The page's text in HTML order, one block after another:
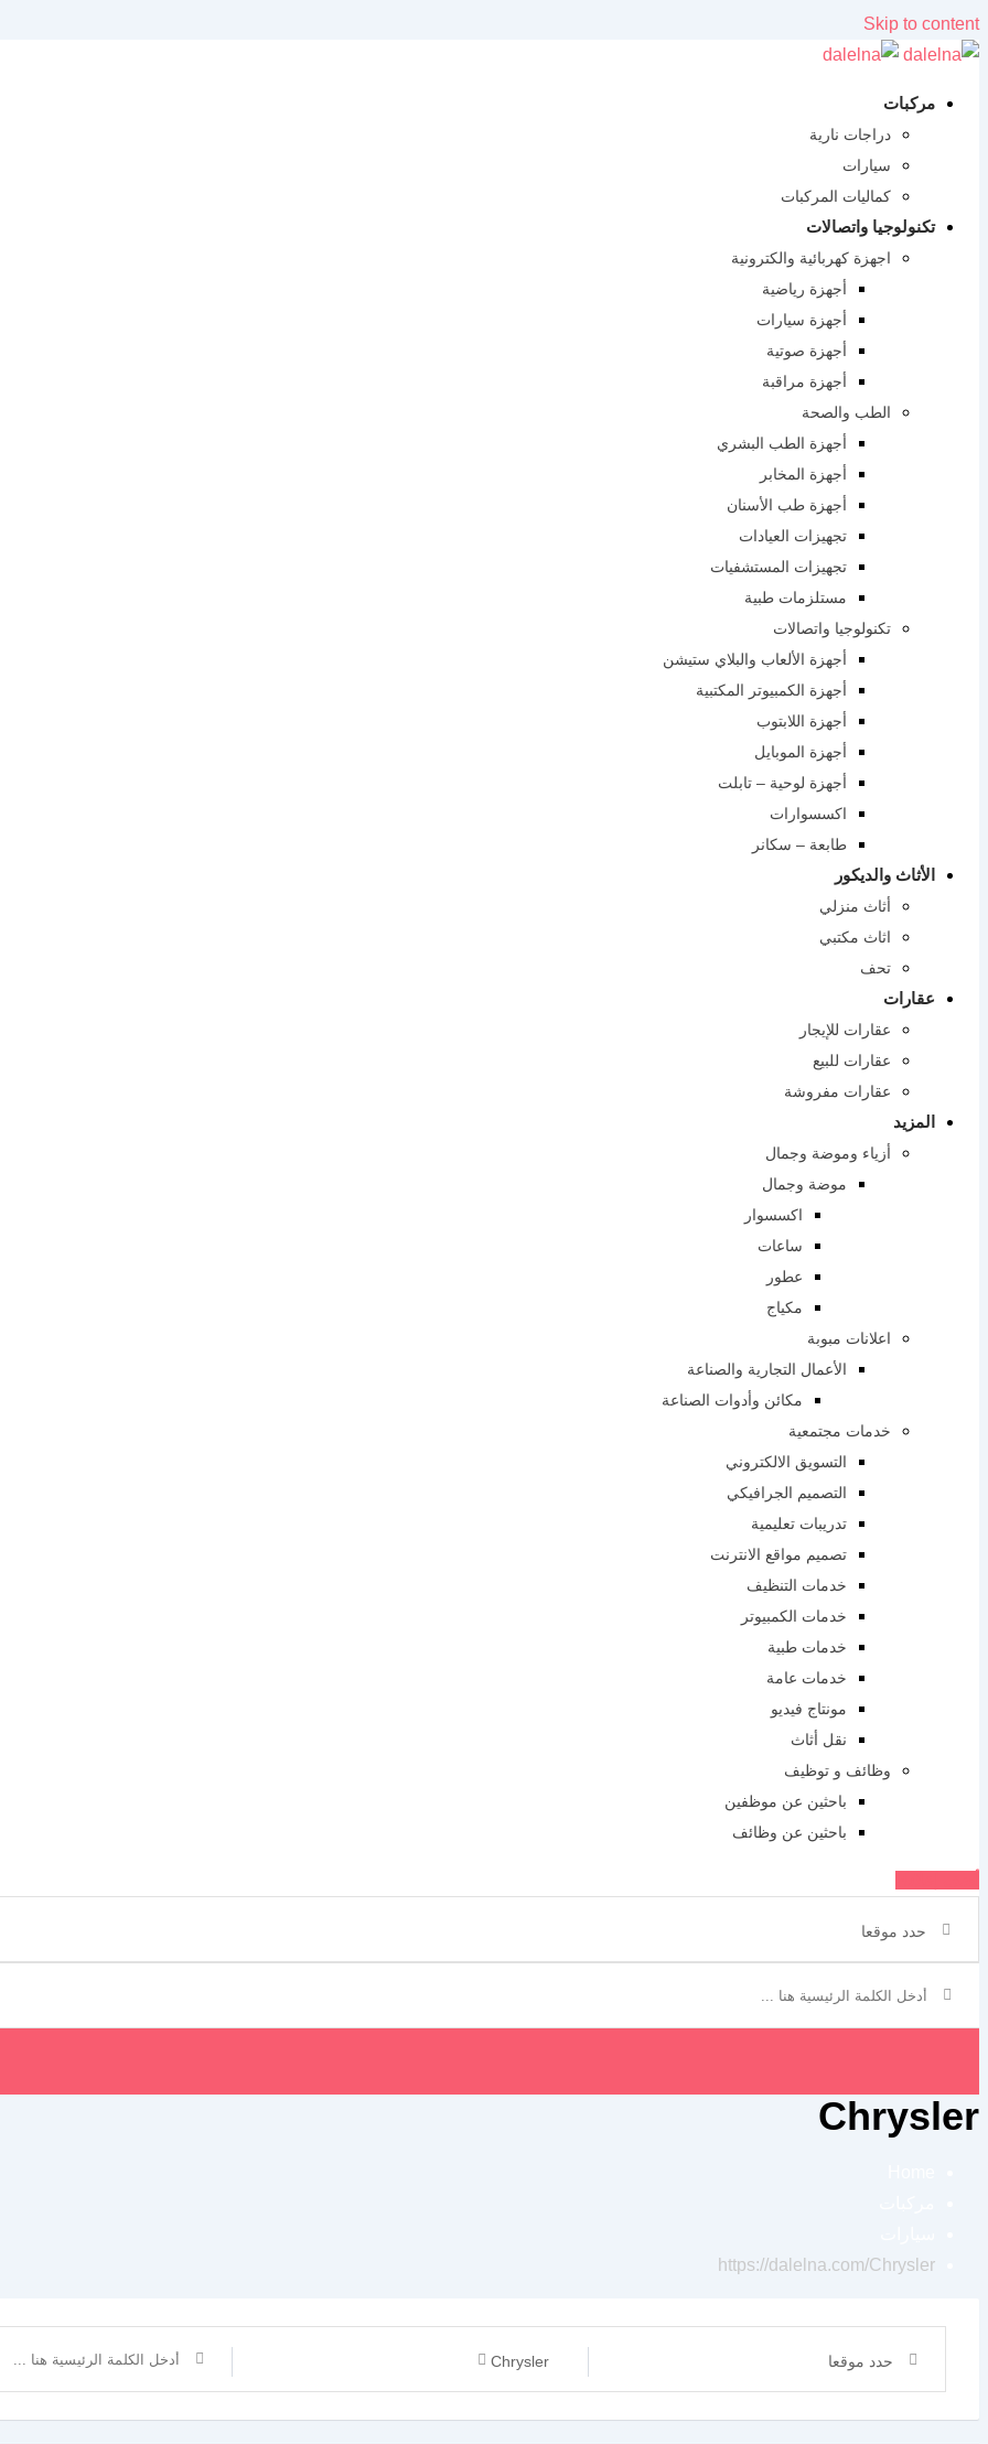
Skip to content
مركبات
دراجات نارية
سيارات
كماليات المركبات
تكنولوجيا واتصالات
اجهزة كهربائية والكترونية
أجهزة رياضية
أجهزة سيارات
أجهزة صوتية
أجهزة مراقبة
الطب والصحة
أجهزة الطب البشري
أجهزة المخابر
أجهزة طب الأسنان
تجهيزات العيادات
تجهيزات المستشفيات
مستلزمات طبية
تكنولوجيا واتصالات
أجهزة الألعاب والبلاي ستيشن
أجهزة الكمبيوتر المكتبية
أجهزة اللابتوب
أجهزة الموبايل
أجهزة لوحية – تابلت
اكسسوارات
طابعة – سكانر
الأثاث والديكور
أثاث منزلي
اثاث مكتبي
تحف
عقارات
عقارات للإيجار
عقارات للبيع
عقارات مفروشة
المزيد
أزياء وموضة وجمال
موضة وجمال
اكسسوار
ساعات
عطور
مكياج
اعلانات مبوبة
الأعمال التجارية والصناعة
مكائن ​​وأدوات الصناعة
خدمات مجتمعية
التسويق الالكتروني
التصميم الجرافيكي
تدريبات تعليمية
تصميم مواقع الانترنت
خدمات التنظيف
خدمات الكمبيوتر
خدمات طبية
خدمات عامة
مونتاج فيديو
نقل أثاث
وظائف و توظيف
باحثين عن موظفين
باحثين عن وظائف
حدد موقعا
Chrysler
https://dalelna.com/Chrysler
حدد موقعا Chrysler